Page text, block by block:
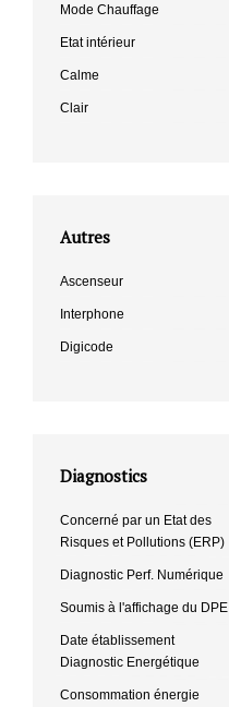
Mode Chauffage
Etat intérieur
Calme
Clair
Autres
Ascenseur
Interphone
Digicode
Diagnostics
Concerné par un Etat des
Risques et Pollutions (ERP)
Diagnostic Perf. Numérique
Soumis à l'affichage du DPE
Date établissement
Diagnostic Energétique
Consommation énergie